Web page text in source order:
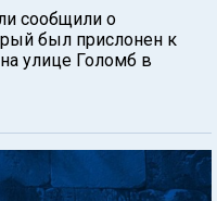
сообщили о
был прислонен к
улице Голомб в